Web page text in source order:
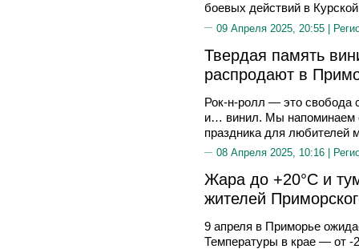
боевых действий в
09 Апреля 2025, 20:55 |
Твердая память
распродают в
Рок-н-ролл — это свобода
и… винил. Мы напоминаем
праздника для любителей
08 Апреля 2025, 10:16 |
Жара до +20°C и
жителей
9 апреля в Приморье
Температуры в крае — от -